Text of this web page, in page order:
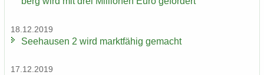
18.12.2019
See­hau­sen 2 wird markt­fä­hig ge­macht
17.12.2019